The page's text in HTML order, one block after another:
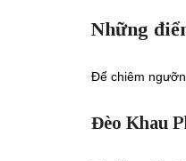
Những
Để chiêm
Đèo Khau